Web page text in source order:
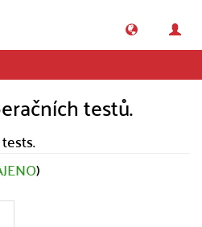
testů.
)